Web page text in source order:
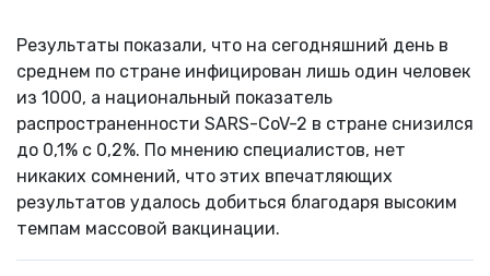
Результаты показали, что на сегодняшний день в
среднем по стране инфицирован лишь один человек
из 1000, а национальный показатель
распространенности SARS-CoV-2 в стране снизился
до 0,1% с 0,2%. По мнению специалистов, нет
никаких сомнений, что этих впечатляющих
результатов удалось добиться благодаря высоким
темпам массовой вакцинации.